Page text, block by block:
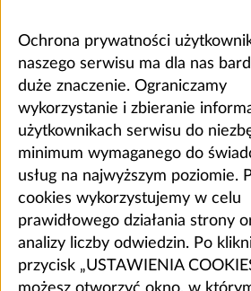
Ochrona prywatności
naszego serwisu ma dla nas
duże znaczenie. Ograniczamy
wykorzystanie i zbieranie
użytkownikach serwisu do
minimum wymaganego do
usług na najwyższym poziomie.
cookies wykorzystujemy w celu
prawidłowego działania strony
analizy liczby odwiedzin. Po
przycisk „USTAWIENIA